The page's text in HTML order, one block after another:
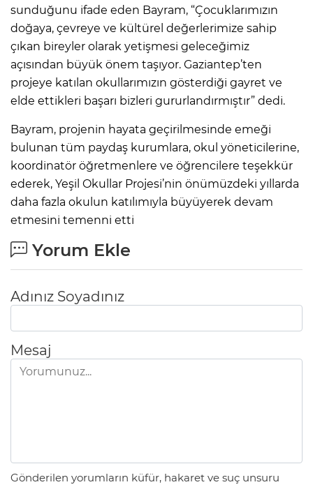
sunduğunu ifade eden Bayram, “Çocuklarımızın
doğaya, çevreye ve kültürel değerlerimize sahip
çıkan bireyler olarak yetişmesi geleceğimiz
açısından büyük önem taşıyor. Gaziantep’ten
projeye katılan okullarımızın gösterdiği gayret ve
elde ettikleri başarı bizleri gururlandırmıştır” dedi.
Bayram, projenin hayata geçirilmesinde emeği
bulunan tüm paydaş kurumlara, okul yöneticilerine,
koordinatör öğretmenlere ve öğrencilere teşekkür
ederek, Yeşil Okullar Projesi’nin önümüzdeki yıllarda
daha fazla okulun katılımıyla büyüyerek devam
etmesini temenni etti
Yorum Ekle
Adınız Soyadınız
Mesaj
Gönderilen yorumların küfür, hakaret ve suç unsuru